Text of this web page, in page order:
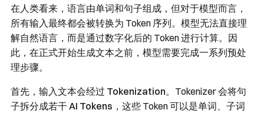
在人类看来，语言由单词和句子组成，但对于模型而言，
所有输入最终都会被转换为 Token 序列。模型无法直接理
解自然语言，而是通过数字化后的 Token 进行计算。因
此，在正式开始生成文本之前，模型需要完成一系列预处
理步骤。
首先，输入文本会经过 ​ Tokenization​。Tokenizer 会将句
子拆分成若干 ​AI Tokens ​，这些 Token 可以是单词、子词